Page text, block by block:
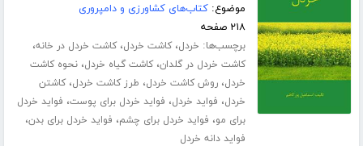
موضوع:کتاب‌های کشاورزی و دامپروری
۲۱۸ صفحه
برچسب‌ها: خردل،کاشت خردل،کاشت خردل در خانه،
کاشت خردل در گلدان،کاشت گیاه خردل،نحوه کاشت
خردل،روش کاشت خردل، طرز کاشت خردل،کاشتن
خردل، فواید خردل، فواید خردل برای پوست، فواید خردل
برای مو، فواید خردل برای چشم، فواید خردل برای بدن،
فواید دانه خردل